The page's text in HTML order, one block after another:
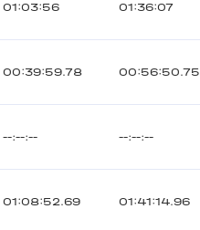
01:03:56 01:36:07
00:39:59.78 00:56:50.75
--:--:-- --:--:--
01:08:52.69 01:41:14.96